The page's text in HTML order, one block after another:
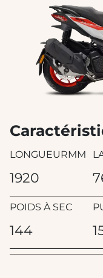
LONGUEURMM
1920
POIDS À SEC
144